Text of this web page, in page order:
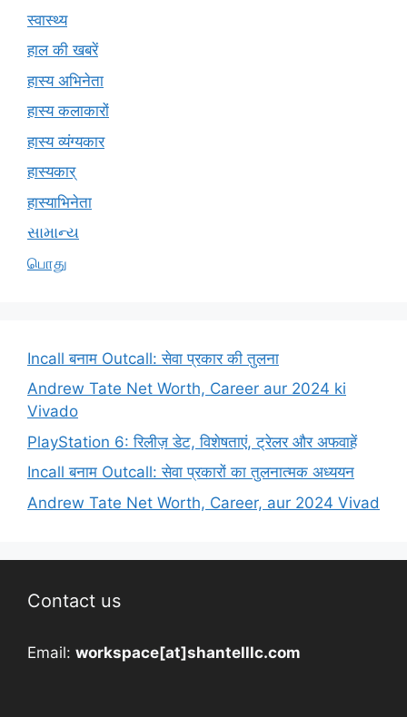
स्वास्थ्य
हाल की खबरें
हास्य अभिनेता
हास्य कलाकारों
हास्य व्यंग्यकार
हास्यकार्
हास्याभिनेता
સામાન્ય
பொது
Incall बनाम Outcall: सेवा प्रकार की तुलना
Andrew Tate Net Worth, Career aur 2024 ki
Vivado
PlayStation 6: रिलीज़ डेट, विशेषताएं, ट्रेलर और अफवाहें
Incall बनाम Outcall: सेवा प्रकारों का तुलनात्मक अध्ययन
Andrew Tate Net Worth, Career, aur 2024 Vivad
Contact us
Email: workspace[at]shantelllc.com